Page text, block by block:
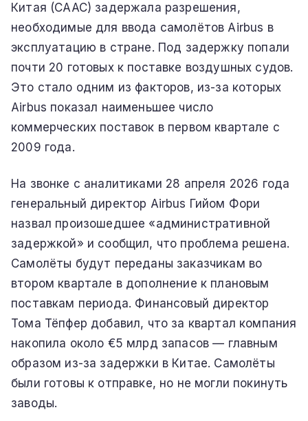
Китая (CAAC) задержала разрешения,
необходимые для ввода самолётов Airbus в
эксплуатацию в стране. Под задержку попали
почти 20 готовых к поставке воздушных судов.
Это стало одним из факторов, из-за которых
Airbus показал наименьшее число
коммерческих поставок в первом квартале с
2009 года.
На звонке с аналитиками 28 апреля 2026 года
генеральный директор Airbus Гийом Фори
назвал произошедшее «административной
задержкой» и сообщил, что проблема решена.
Самолёты будут переданы заказчикам во
втором квартале в дополнение к плановым
поставкам периода. Финансовый директор
Тома Тёпфер добавил, что за квартал компания
накопила около €5 млрд запасов — главным
образом из-за задержки в Китае. Самолёты
были готовы к отправке, но не могли покинуть
заводы.